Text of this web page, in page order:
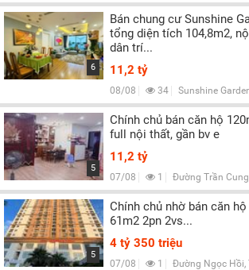
6
Bán chung cư Sunshine
tổng diện tích 104,8m2,
dân trí...
11,2 tỷ
08/08 34 Sunshine Garden Hai Bà
5
Chính chủ bán căn hộ
full nội thất, gần bv e
11,2 tỷ
07/08 1 Đường Trần Cung,
5
Chính chủ nhờ bán căn
61m2 2pn 2vs...
4 tỷ 350 triệu
07/08 1 Đường Ngọc Hồi,